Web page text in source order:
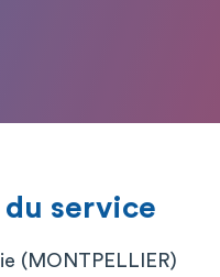
service
(MONTPELLIER)